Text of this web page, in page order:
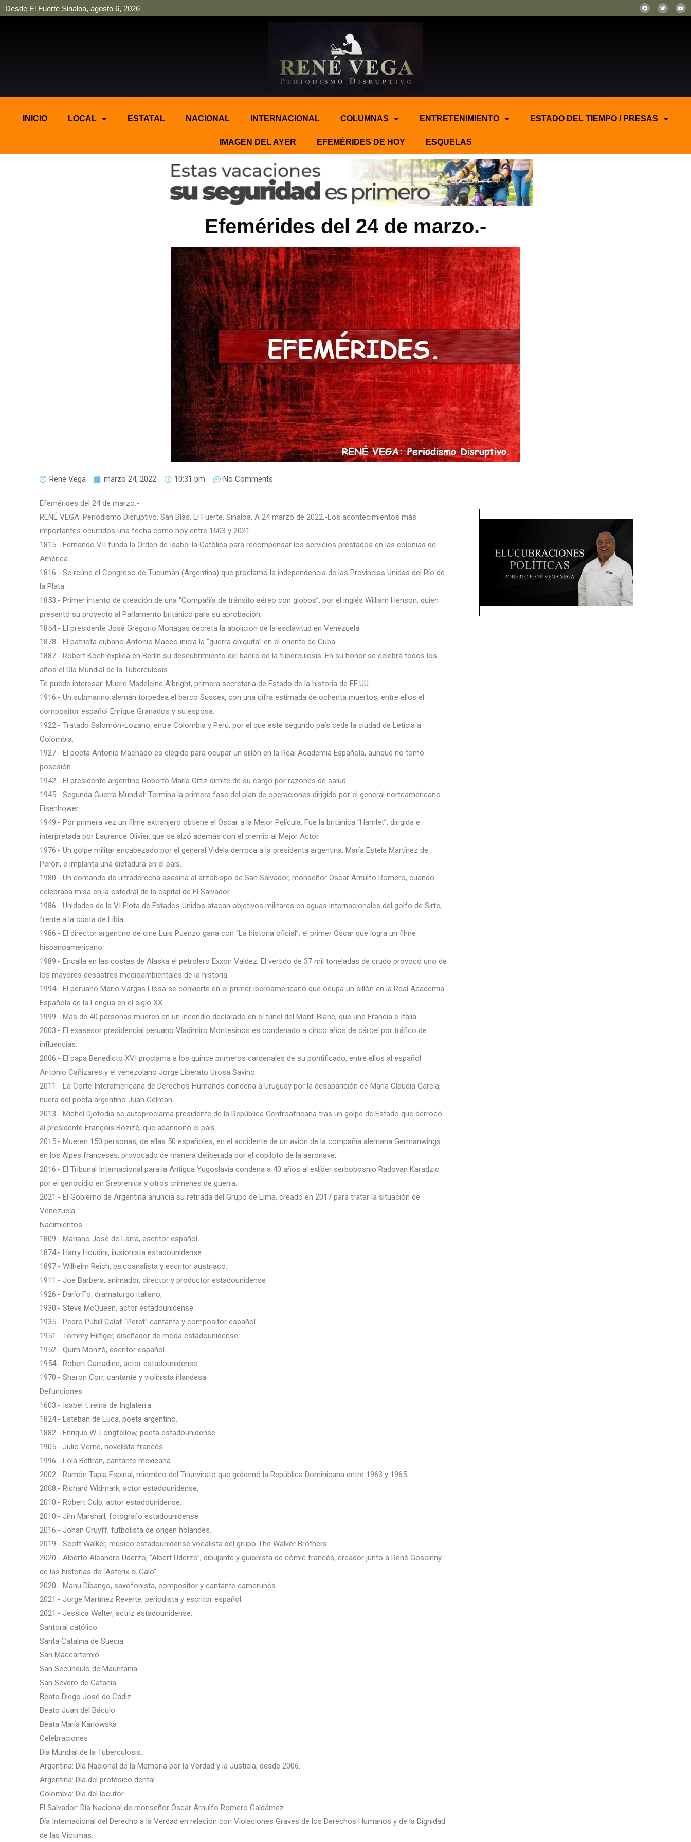
Desde El Fuerte Sinaloa, agosto 6, 2026
INICIO LOCAL ESTATAL NACIONAL INTERNACIONAL COLUMNAS ENTRETENIMIENTO ESTADO DEL TIEMPO / PRESAS
IMAGEN DEL AYER EFEMÉRIDES DE HOY ESQUELAS
Efemérides del 24 de marzo.-
Rene Vega marzo 24, 2022 10:31 pm No Comments
Efemérides del 24 de marzo.-
RENÉ VEGA: Periodismo Disruptivo. San Blas, El Fuerte, Sinaloa. A 24 marzo de 2022.-Los acontecimientos más
importantes ocurridos una fecha como hoy entre 1603 y 2021.
1815.- Fernando VII funda la Orden de Isabel la Católica para recompensar los servicios prestados en las colonias de
América.
1816.- Se reúne el Congreso de Tucumán (Argentina) que proclamó la independencia de las Provincias Unidas del Río de
la Plata.
1853.- Primer intento de creación de una “Compañía de tránsito aéreo con globos”, por el inglés William Henson, quien
presentó su proyecto al Parlamento británico para su aprobación.
1854.- El presidente José Gregorio Monagas decreta la abolición de la esclavitud en Venezuela.
1878.- El patriota cubano Antonio Maceo inicia la “guerra chiquita” en el oriente de Cuba.
1887.- Robert Koch explica en Berlín su descubrimiento del bacilo de la tuberculosis. En su honor se celebra todos los
años el Día Mundial de la Tuberculosis.
Te puede interesar: Muere Madeleine Albright, primera secretaria de Estado de la historia de EE.UU.
1916.- Un submarino alemán torpedea el barco Sussex, con una cifra estimada de ochenta muertos, entre ellos el
compositor español Enrique Granados y su esposa.
1922.- Tratado Salomón-Lozano, entre Colombia y Perú, por el que este segundo país cede la ciudad de Leticia a
Colombia.
1927.- El poeta Antonio Machado es elegido para ocupar un sillón en la Real Academia Española, aunque no tomó
posesión.
1942.- El presidente argentino Roberto María Ortiz dimite de su cargo por razones de salud.
1945.- Segunda Guerra Mundial: Termina la primera fase del plan de operaciones dirigido por el general norteamericano
Eisenhower.
1949.- Por primera vez un filme extranjero obtiene el Oscar a la Mejor Película. Fue la británica “Hamlet”, dirigida e
interpretada por Laurence Olivier, que se alzó además con el premio al Mejor Actor.
1976.- Un golpe militar encabezado por el general Videla derroca a la presidenta argentina, María Estela Martínez de
Perón, e implanta una dictadura en el país.
1980.- Un comando de ultraderecha asesina al arzobispo de San Salvador, monseñor Oscar Arnulfo Romero, cuando
celebraba misa en la catedral de la capital de El Salvador.
1986.- Unidades de la VI Flota de Estados Unidos atacan objetivos militares en aguas internacionales del golfo de Sirte,
frente a la costa de Libia.
1986.- El director argentino de cine Luis Puenzo gana con “La historia oficial”, el primer Oscar que logra un filme
hispanoamericano.
1989.- Encalla en las costas de Alaska el petrolero Exxon Valdez. El vertido de 37 mil toneladas de crudo provocó uno de
los mayores desastres medioambientales de la historia.
1994.- El peruano Mario Vargas Llosa se convierte en el primer iberoamericano que ocupa un sillón en la Real Academia
Española de la Lengua en el siglo XX.
1999.- Más de 40 personas mueren en un incendio declarado en el túnel del Mont-Blanc, que une Francia e Italia.
2003.- El exasesor presidencial peruano Vladimiro Montesinos es condenado a cinco años de cárcel por tráfico de
influencias.
2006.- El papa Benedicto XVI proclama a los quince primeros cardenales de su pontificado, entre ellos al español
Antonio Cañizares y el venezolano Jorge Liberato Urosa Savino.
2011.- La Corte Interamericana de Derechos Humanos condena a Uruguay por la desaparición de María Claudia García,
nuera del poeta argentino Juan Gelman.
2013.- Michel Djotodia se autoproclama presidente de la República Centroafricana tras un golpe de Estado que derrocó
al presidente François Bozizé, que abandonó el país.
2015.- Mueren 150 personas, de ellas 50 españoles, en el accidente de un avión de la compañía alemana Germanwings
en los Alpes franceses, provocado de manera deliberada por el copiloto de la aeronave.
2016.- El Tribunal Internacional para la Antigua Yugoslavia condena a 40 años al exlíder serbobosnio Radovan Karadzic
por el genocidio en Srebrenica y otros crímenes de guerra.
2021.- El Gobierno de Argentina anuncia su retirada del Grupo de Lima, creado en 2017 para tratar la situación de
Venezuela.
Nacimientos
1809.- Mariano José de Larra, escritor español.
1874.- Harry Houdini, ilusionista estadounidense.
1897.- Wilhelm Reich, psicoanalista y escritor austriaco.
1911.- Joe Barbera, animador, director y productor estadounidense
1926.- Darío Fo, dramaturgo italiano,
1930.- Steve McQueen, actor estadounidense.
1935.- Pedro Pubill Calaf “Peret” cantante y compositor español.
1951.- Tommy Hilfiger, diseñador de moda estadounidense.
1952.- Quim Monzó, escritor español.
1954.- Robert Carradine, actor estadounidense.
1970.- Sharon Corr, cantante y violinista irlandesa.
Defunciones
1603.- Isabel I, reina de Inglaterra.
1824.- Esteban de Luca, poeta argentino.
1882.- Enrique W. Longfellow, poeta estadounidense.
1905.- Julio Verne, novelista francés.
1996.- Lola Beltrán, cantante mexicana.
2002.- Ramón Tapia Espinal, miembro del Triunvirato que gobernó la República Dominicana entre 1963 y 1965.
2008.- Richard Widmark, actor estadounidense.
2010.- Robert Culp, actor estadounidense.
2010.- Jim Marshall, fotógrafo estadounidense.
2016.- Johan Cruyff, futbolista de origen holandés.
2019.- Scott Walker, músico estadounidense vocalista del grupo The Walker Brothers.
2020.- Alberto Aleandro Uderzo, “Albert Uderzo”, dibujante y guionista de cómic francés, creador junto a René Goscinny
de las historias de “Asterix el Galo”.
2020.- Manu Dibango, saxofonista, compositor y cantante camerunés.
2021.- Jorge Martínez Reverte, periodista y escritor español.
2021.- Jessica Walter, actriz estadounidense.
Santoral católico
Santa Catalina de Suecia
San Maccartemio
San Secúndulo de Mauritania
San Severo de Catania
Beato Diego José de Cádiz
Beato Juan del Báculo
Beata María Karlowska
Celebraciones
Día Mundial de la Tuberculosis.
Argentina: Día Nacional de la Memoria por la Verdad y la Justicia, desde 2006.
Argentina: Día del protésico dental.
Colombia: Día del locutor.
El Salvador: Día Nacional de monseñor Óscar Arnulfo Romero Galdámez.
Día Internacional del Derecho a la Verdad en relación con Violaciones Graves de los Derechos Humanos y de la Dignidad
de las Víctimas.